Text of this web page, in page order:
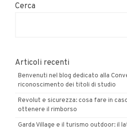
Cerca
Articoli recenti
Benvenuti nel blog dedicato alla
riconoscimento dei titoli di studio
Revolut e sicurezza: cosa fare in
ottenere il rimborso
Garda Village e il turismo outdoor: il